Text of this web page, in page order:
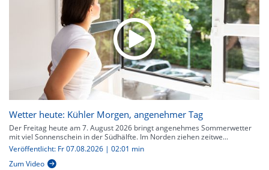
Wetter heute: Kühler Morgen, angenehmer Tag
Der Freitag heute am 7. August 2026 bringt angenehmes Sommerwetter
mit viel Sonnenschein in der Südhälfte. Im Norden ziehen zeitwe...
Veröffentlicht: Fr 07.08.2026 | 02:01 min
Zum Video